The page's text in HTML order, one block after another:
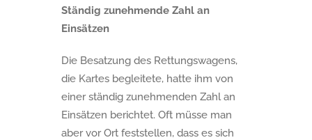
Ständig zunehmende Zahl an
Einsätzen
Die Besatzung des Rettungswagens,
die Kartes begleitete, hatte ihm von
einer ständig zunehmenden Zahl an
Einsätzen berichtet. Oft müsse man
aber vor Ort feststellen, dass es sich